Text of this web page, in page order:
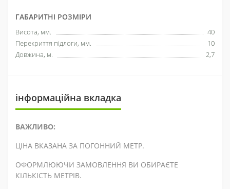
ГАБАРИТНІ РОЗМІРИ
Висота, мм.
40
Перекриття підлоги, мм.
10
Довжина, м.
2,7
інформаційна вкладка
ВАЖЛИВО:
ЦІНА ВКАЗАНА ЗА ПОГОННИЙ МЕТР.
ОФОРМЛЮЮЧИ ЗАМОВЛЕННЯ ВИ ОБИРАЄТЕ
КІЛЬКІСТЬ МЕТРІВ.